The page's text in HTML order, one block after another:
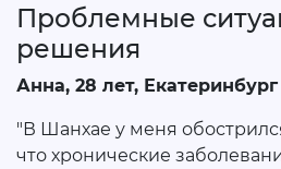
Проблемные
решения
Анна, 28 лет,
"В Шанхае у меня
что хронические